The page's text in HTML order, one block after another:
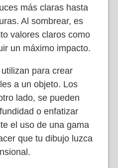
más claras hasta
Al sombrear, es
valores claros como
un máximo impacto.
para crear
a un objeto. Los
lado, se pueden
o enfatizar
el uso de una gama
que tu dibujo luzca